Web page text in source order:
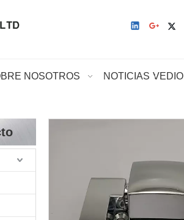
NOSOTROS NOTICIAS VEDIO